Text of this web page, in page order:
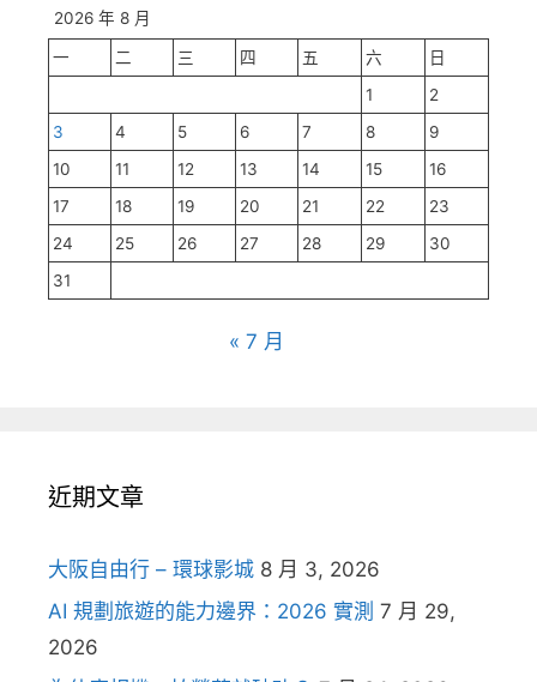
2026 年 8 月
一 二 三 四 五 六
日
1
2
3
4 5 6 7 8
9
10
11 12 13 14 15
16
17
18 19 20 21 22
23
24
25 26 27 28 29
30
31
« 7 月
近期文章
大阪自由行 – 環球影城 8 月 3, 2026
AI 規劃旅遊的能力邊界：2026 實測 7 月 29,
2026